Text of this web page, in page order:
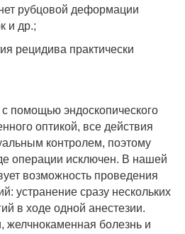
рубцовой деформации
и др.;
рецидива практически
помощью эндоскопического
оптикой, все действия
контролем, поэтому
операции исключен. В нашей
возможность проведения
устранение сразу нескольких
в ходе одной анестезии.
желчнокаменная болезнь и